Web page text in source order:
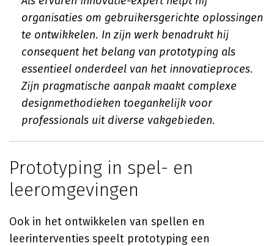
organisaties om gebruikersgerichte oplossingen
te ontwikkelen. In zijn werk benadrukt hij
consequent het belang van prototyping als
essentieel onderdeel van het innovatieproces.
Zijn pragmatische aanpak maakt complexe
designmethodieken toegankelijk voor
professionals uit diverse vakgebieden.
Prototyping in spel- en
leeromgevingen
Ook in het ontwikkelen van spellen en
leerinterventies speelt prototyping een